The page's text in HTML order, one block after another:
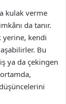
kulak verme
da tanır.
yerine, kendi
Bu
ya da çekingen